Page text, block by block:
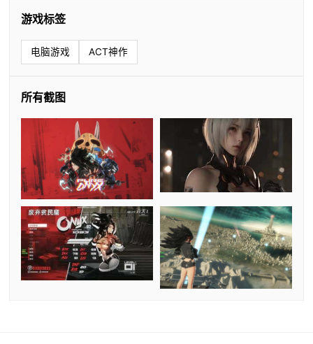
游戏标签
电脑游戏 ACT神作
所有截图